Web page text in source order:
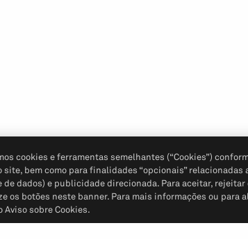
cookies e ferramentas semelhantes (“Cookies”)
bem como para finalidades “opcionais”
dados) e publicidade direcionada. Para aceitar,
os botões neste banner. Para mais informações ou para
sobre Cookies.